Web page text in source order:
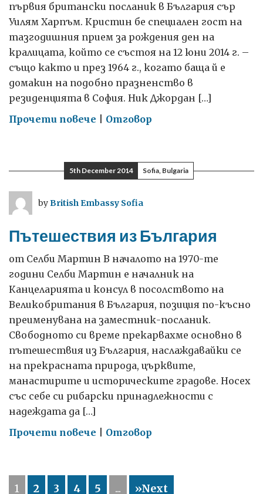
първия британски посланик в България сър
Уилям Харпъм. Кристин бе специален гост на
тазгодишния прием за рождения ден на
кралицата, който се състоя на 12 юни 2014 г. –
също както и през 1964 г., когато баща й е
домакин на подобно празненство в
резиденцията в София. Ник Джордан […]
Прочети повече on
на
посланика
1960-
години
Отговор
5th December 2014 Sofia, Bulgaria
byBritish Embassy Sofia
Пътешествия из България
от Селби Мартин В началото на 1970-те
години Селби Мартин е началник на
Канцеларията и консул в посолството на
Великобритания в България, позиция по-късно
преименувана на заместник-посланик.
Свободното си време прекарвахме основно в
пътешествия из България, наслаждавайки се
на прекрасната природа, църквите,
манастирите и историческите градове. Носех
със себе си рибарски принадлежности с
надеждата да […]
Прочети повече on
България
Отговор
1 2 3 4 5 ... »Next